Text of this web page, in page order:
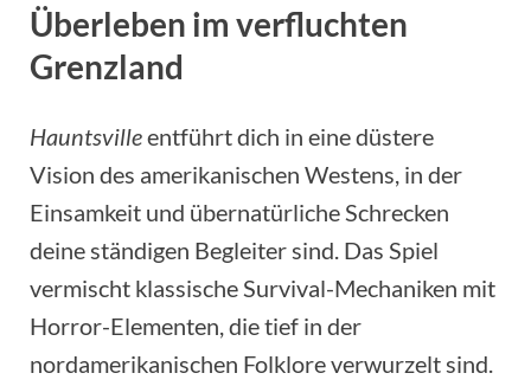
Überleben im verfluchten
Grenzland
Hauntsvilleentführt dich in eine düstere
Vision des amerikanischen Westens, in der
Einsamkeit und übernatürliche Schrecken
deine ständigen Begleiter sind. Das Spiel
vermischt klassische Survival-Mechaniken mit
Horror-Elementen, die tief in der
nordamerikanischen Folklore verwurzelt sind.